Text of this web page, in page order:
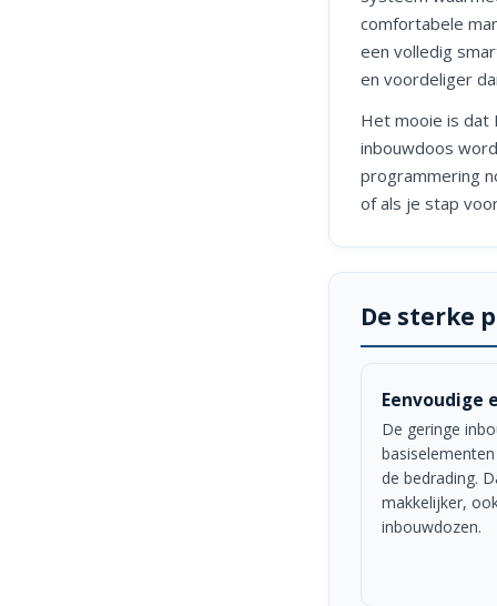
comfortabele
een volledig
en voordeliger
Het mooie is dat
inbouwdoos
programmering
of als je stap
De sterke
Eenvoudige
De geringe
de bedrading.
makkelijker,
inbouwdozen.